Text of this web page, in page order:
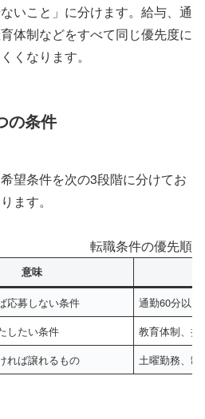
いこと」に分けます。給与、通
体制などをすべて同じ優先度に
くなります。
の条件
望条件を次の3段階に分けてお
ます。
転職条件の優先順位
意味
応募しない条件 通勤60分以
したい条件 教育体制、
れば譲れるもの 土曜勤務、